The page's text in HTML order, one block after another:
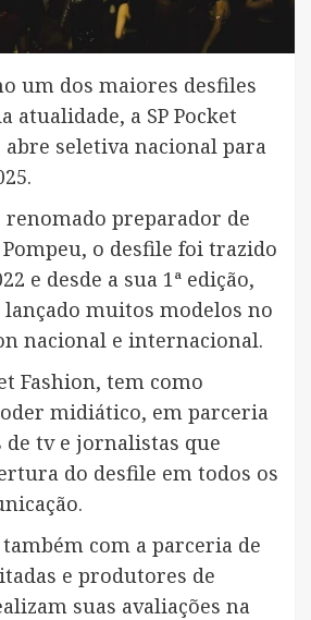
um dos maiores desfiles
atualidade, a SP Pocket
abre seletiva nacional para
renomado preparador de
o desfile foi trazido
e desde a sua 1ª edição,
muitos modelos no
nacional e internacional.
Fashion, tem como
midiático, em parceria
de tv e jornalistas que
do desfile em todos os
com a parceria de
e produtores de
suas avaliações na